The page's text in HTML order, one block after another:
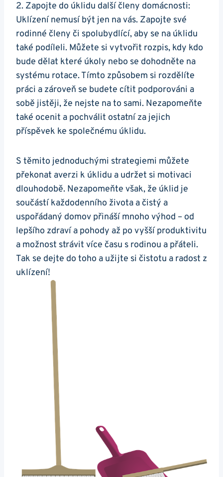
2. Zapojte do úklidu další členy domácnosti:
Uklízení nemusí být jen na vás. Zapojte své
rodinné členy či spolubydlící, aby se na úklidu
také podíleli. Můžete si vytvořit rozpis, kdy kdo
bude dělat které úkoly nebo se dohodněte na
systému rotace. Tímto způsobem si rozdělíte
práci a zároveň se budete cítit podporováni a
sobě jistěji, že nejste na to sami. Nezapomeňte
také ocenit a pochválit ostatní za jejich
příspěvek ke společnému úklidu.
S těmito jednoduchými strategiemi můžete
překonat averzi k úklidu a udržet si motivaci
dlouhodobě. Nezapomeňte však, že úklid je
součástí každodenního života a čistý a
uspořádaný domov přináší mnoho výhod – od
lepšího zdraví a pohody až po vyšší produktivitu
a možnost strávit více času s rodinou a přáteli.
Tak se dejte do toho a užijte si čistotu a radost z
uklízení!